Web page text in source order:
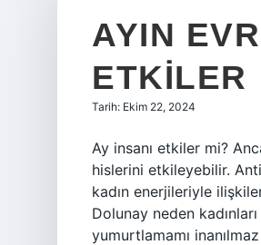
AYIN
ETKILER
Tarih: Ekim 22, 2024
Ay insanı etkiler mi?
hislerini etkileyebilir.
kadın enerjileriyle
Dolunay neden
yumurtlamamı